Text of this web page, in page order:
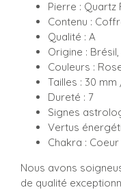
Pierre : Quartz
Contenu :
Qualité : A
Origine :
Couleurs :
Tailles : 30
Dureté : 7
Signes
Vertus
Chakra : Coeur
Nous avons
de qualité